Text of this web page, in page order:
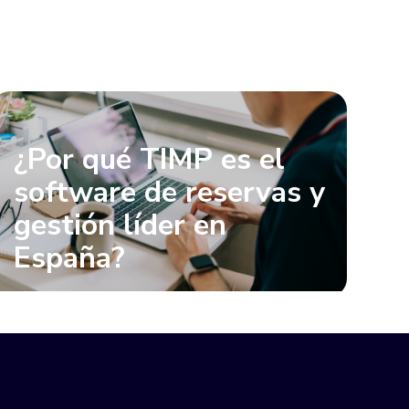
¿Por qué TIMP es el
software de reservas y
gestión líder en
España?